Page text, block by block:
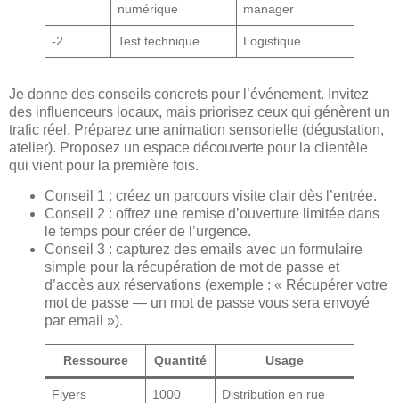
numérique
manager
-2 Test technique Logistique
Je donne des conseils concrets pour l’événement. Invitez
des influenceurs locaux, mais priorisez ceux qui génèrent un
trafic réel. Préparez une animation sensorielle (dégustation,
atelier). Proposez un espace découverte pour la clientèle
qui vient pour la première fois.
Conseil 1 : créez un parcours visite clair dès l’entrée.
Conseil 2 : offrez une remise d’ouverture limitée dans
le temps pour créer de l’urgence.
Conseil 3 : capturez des emails avec un formulaire
simple pour la récupération de mot de passe et
d’accès aux réservations (exemple : « Récupérer votre
mot de passe — un mot de passe vous sera envoyé
par email »).
Ressource Quantité Usage
Flyers 1000 Distribution en rue